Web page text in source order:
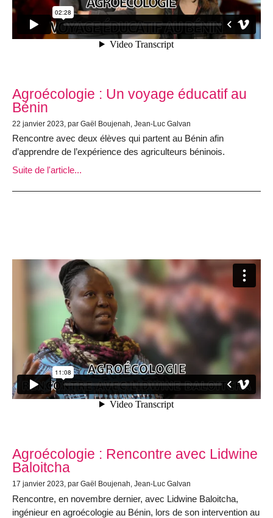
Agroécologie : Un voyage éducatif au
Bénin
22 janvier 2023, par Gaël Boujenah, Jean-Luc Galvan
Rencontre avec deux élèves qui partent au Bénin afin
d’apprendre de l’expérience des agriculteurs béninois.
Suite de l'article...
Agroécologie : Rencontre avec Lidwine
Baloitcha
17 janvier 2023, par Gaël Boujenah, Jean-Luc Galvan
Rencontre, en novembre dernier, avec Lidwine Baloitcha,
ingénieur en agroécologie au Bénin, lors de son intervention au